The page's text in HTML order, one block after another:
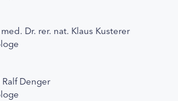
med. Dr. rer. nat. Klaus Kusterer
Denger